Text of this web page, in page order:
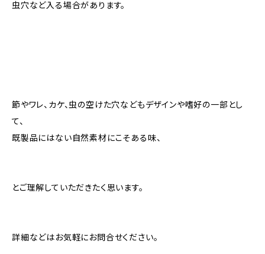
虫穴など入る場合があります。
節やワレ、カケ、虫の空けた穴などもデザインや嗜好の一部とし
て、
既製品にはない自然素材にこそある味、
とご理解していただきたく思います。
詳細などはお気軽にお問合せください。